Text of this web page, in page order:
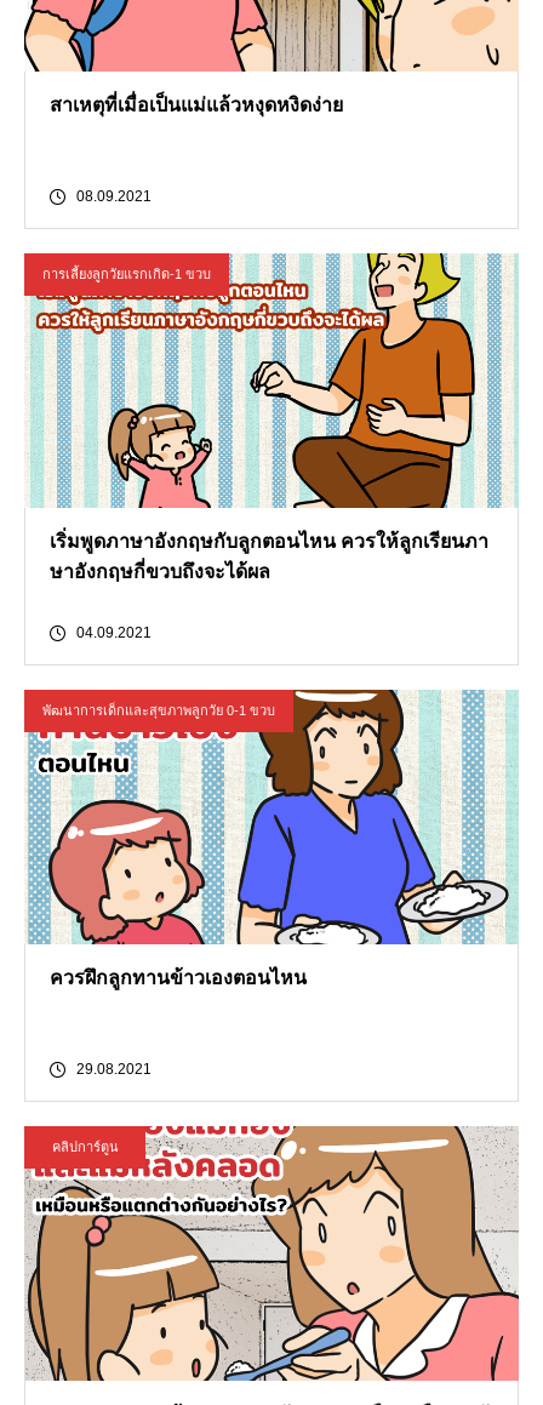
สาเหตุที่เมื่อเป็นแม่แล้วหงุดหงิดง่าย
08.09.2021
การเลี้ยงลูกวัยแรกเกิด-1 ขวบ
เริ่มพูดภาษาอังกฤษกับลูกตอนไหน ควรให้ลูกเรียนภา
ษาอังกฤษกี่ขวบถึงจะได้ผล
04.09.2021
พัฒนาการเด็กและสุขภาพลูกวัย 0-1 ขวบ
ควรฝึกลูกทานข้าวเองตอนไหน
29.08.2021
คลิปการ์ตูน